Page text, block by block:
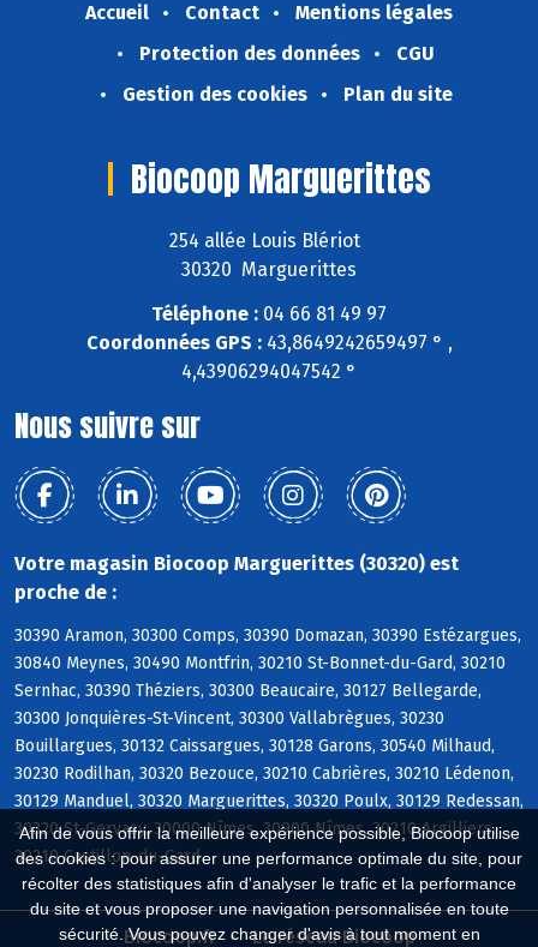
Afin de vous offrir la meilleure expérience possible, Biocoop utilise
des cookies : pour assurer une performance optimale du site, pour
récolter des statistiques afin d'analyser le trafic et la performance
du site et vous proposer une navigation personnalisée en toute
sécurité. Vous pouvez changer d'avis à tout moment en
Accueil Contact
Mentions légales
Protection des données
CGU
Gestion des cookies
Plan du site
Biocoop Marguerittes
254 allée Louis Blériot
30320 Marguerittes
Téléphone : 04 66 81 49 97
Coordonnées GPS :43,8649242659497 ° ,
4,43906294047542 °
Nous suivre sur
Votre magasin Biocoop Marguerittes (30320) est
proche de :
30390 Aramon, 30300 Comps, 30390 Domazan, 30390 Estézargues,
30840 Meynes, 30490 Montfrin, 30210 St-Bonnet-du-Gard, 30210
Sernhac, 30390 Théziers, 30300 Beaucaire, 30127 Bellegarde,
30300 Jonquières-St-Vincent, 30300 Vallabrègues, 30230
Bouillargues, 30132 Caissargues, 30128 Garons, 30540 Milhaud,
30230 Rodilhan, 30320 Bezouce, 30210 Cabrières, 30210 Lédenon,
30129 Manduel, 30320 Marguerittes, 30320 Poulx, 30129 Redessan,
30320 St-Gervasy, 30000 Nîmes, 30900 Nîmes, 30210 Argilliers,
30210 Castillon-du-Gard
Biocoop.fr Le réseau Biocoop